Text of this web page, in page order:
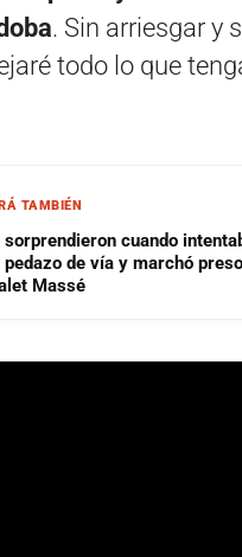
. Sin arriesgar y
todo lo que
TAMBIÉN
sorprendieron cuando
pedazo de vía y marchó
Massé